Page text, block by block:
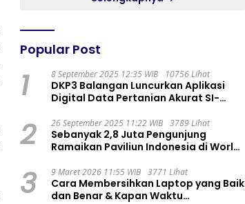
Popular Post
1 8 September 2025 12:35 WIB 10756 Lihat
DKP3 Balangan Luncurkan Aplikasi
Digital Data Pertanian Akurat SI-
2 26 September 2025 11:22 WIB 3789 Lihat
Sebanyak 2,8 Juta Pengunjung
Ramaikan Paviliun Indonesia di World
3 9 Maret 2026 11:55 WIB 3771 Lihat
Cara Membersihkan Laptop yang Baik
dan Benar & Kapan Waktu